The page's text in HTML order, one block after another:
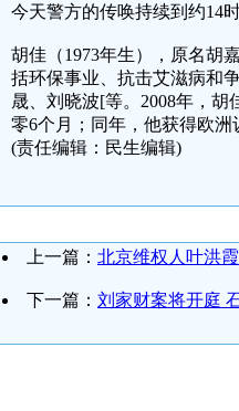
今天警方的传唤持续到约14
胡佳（1973年生），原名胡
括环保事业、抗击艾滋病和
晟、刘晓波[等。2008年，
零6个月；同年，他获得欧
(责任编辑：民生编辑)
上一篇： 北京维权人叶洪
下一篇： 刘家财案将开庭